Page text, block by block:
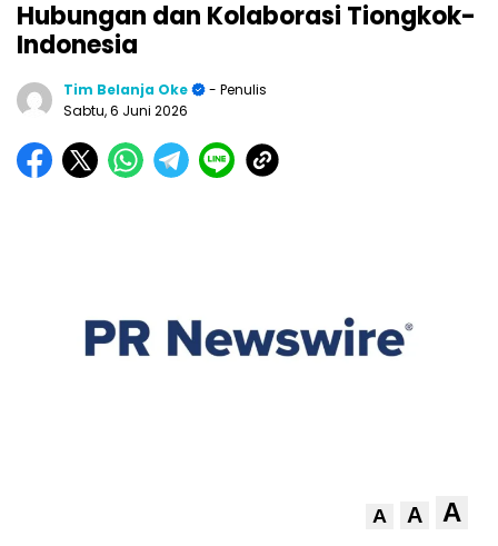
Hubungan dan Kolaborasi Tiongkok-
Indonesia
Tim Belanja Oke
- Penulis
Sabtu, 6 Juni 2026
A A A